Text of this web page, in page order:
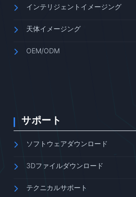
インテリジェントイメージング
天体イメージング
OEM/ODM
サポート
ソフトウェアダウンロード
3Dファイルダウンロード
テクニカルサポート